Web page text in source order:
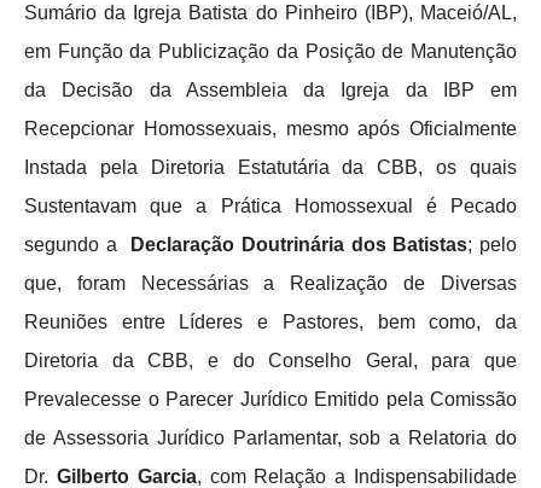
Sumário da Igreja Batista do Pinheiro (IBP), Maceió/AL,
em Função da Publicização da Posição de Manutenção
da Decisão da Assembleia da Igreja da IBP em
Recepcionar Homossexuais, mesmo após Oficialmente
Instada pela Diretoria Estatutária da CBB, os quais
Sustentavam que a Prática Homossexual é Pecado
segundo a
Declaração Doutrinária dos Batistas; pelo
que, foram Necessárias a Realização de Diversas
Reuniões entre Líderes e Pastores, bem como, da
Diretoria da CBB, e do Conselho Geral, para que
Prevalecesse o Parecer Jurídico Emitido pela Comissão
de Assessoria Jurídico Parlamentar, sob a Relatoria do
Dr. Gilberto Garcia, com Relação a Indispensabilidade